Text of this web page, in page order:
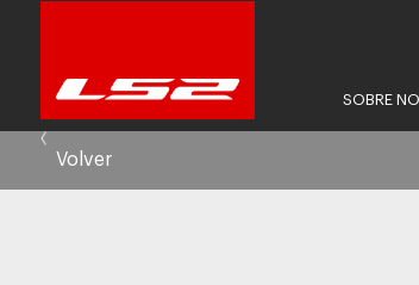
SOBRE
Volver